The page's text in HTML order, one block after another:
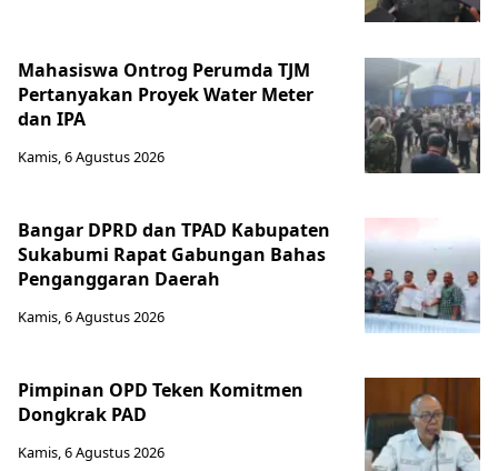
Mahasiswa Ontrog Perumda TJM
Pertanyakan Proyek Water Meter
dan IPA
Kamis, 6 Agustus 2026
Bangar DPRD dan TPAD Kabupaten
Sukabumi Rapat Gabungan Bahas
Penganggaran Daerah
Kamis, 6 Agustus 2026
Pimpinan OPD Teken Komitmen
Dongkrak PAD
Kamis, 6 Agustus 2026